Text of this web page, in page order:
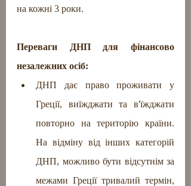
на кожні 3 роки.
Переваги ДНП для фінансово
незалежних осіб:
ДНП дає право проживати у
Греції, виїжджати та в'їжджати
повторно на територію країни.
На відміну від інших категорій
ДНП, можливо бути відсутнім за
межами Греції тривалий термін,